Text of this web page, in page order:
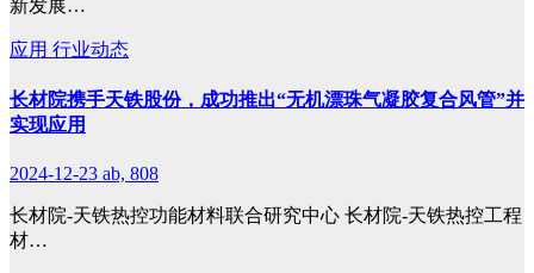
新发展…
应用 行业动态
长材院携手天铁股份，成功推出“无机漂珠气凝胶复合风管”并
实现应用
2024-12-23 ab, 808
长材院-天铁热控功能材料联合研究中心 长材院-天铁热控工程
材…